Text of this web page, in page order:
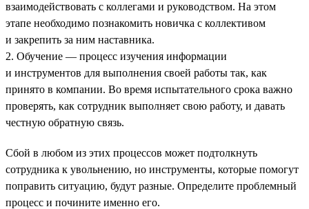
взаимодействовать с коллегами и руководством. На этом
этапе необходимо познакомить новичка с коллективом
и закрепить за ним наставника.
2. Обучение — процесс изучения информации
и инструментов для выполнения своей работы так, как
принято в компании. Во время испытательного срока важно
проверять, как сотрудник выполняет свою работу, и давать
честную обратную связь.
Сбой в любом из этих процессов может подтолкнуть
сотрудника к увольнению, но инструменты, которые помогут
поправить ситуацию, будут разные. Определите проблемный
процесс и почините именно его.